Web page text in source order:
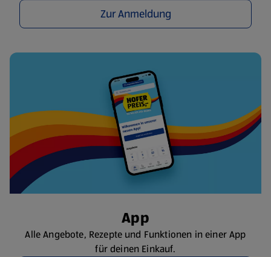
Zur Anmeldung
App
Alle Angebote, Rezepte und Funktionen in einer App
für deinen Einkauf.